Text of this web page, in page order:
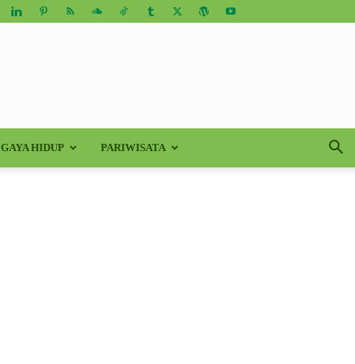
GAYA HIDUP PARIWISATA